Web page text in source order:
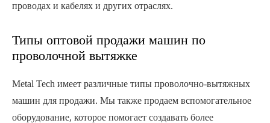
проводах и кабелях и других отраслях.
Типы оптовой продажи машин по
проволочной вытяжке
Metal Tech имеет различные типы проволочно-вытяжных
машин для продажи. Мы также продаем вспомогательное
оборудование, которое помогает создавать более